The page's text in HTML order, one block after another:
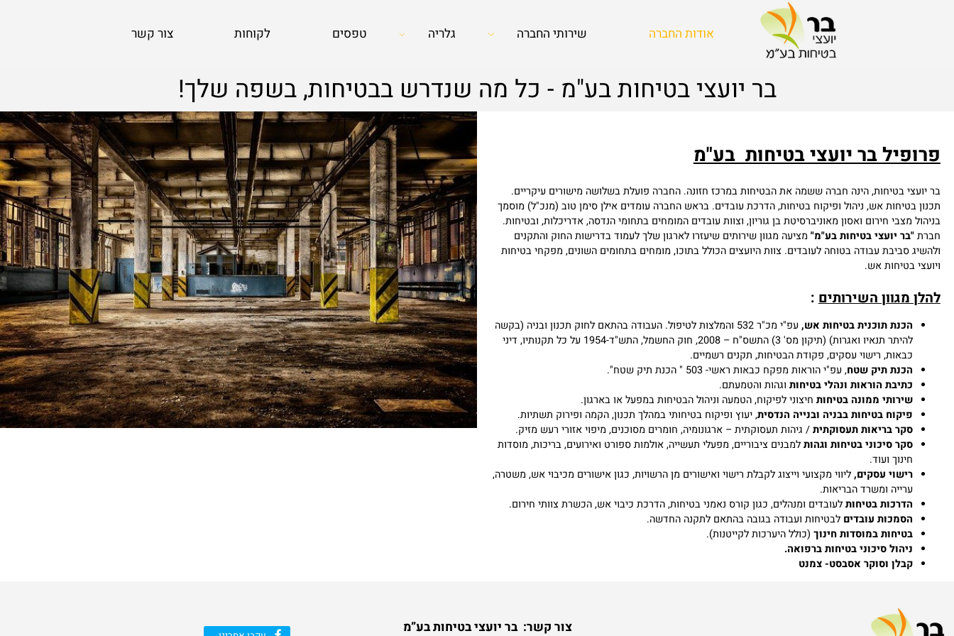
אודות החברה שירותי החברה גלריה טפסים לקוחות צור קשר
בר יועצי בטיחות בע"מ - כל מה שנדרש בבטיחות, בשפה שלך!
בר יועצי בטיחות בע"מ
בטיחות, הינה חברה ששמה את הבטיחות במרכז חזונה. החברה פועלת בשלושה מישורים עיקריים.
בטיחות אש, ניהול ופיקוח בטיחות, הדרכת עובדים. בראש החברה עומדים אילן סימן טוב (מנכ"ל) מוסמך
מצבי חירום ואסון מאוניברסיטת בן גוריון, וצוות עובדים המומחים בתחומי הנדסה, אדריכלות, ובטיחות.
"בר יועצי בטיחות בע"מ"מציעה מגוון שירותים שיעזרו לארגון שלך לעמוד בדרישות החוק והתקנים
סביבת עבודה בטוחה לעובדים. צוות היועצים הכולל בתוכו, מומחים בתחומים השונים, מפקחי בטיחות
מגוון השירותים:
הכנת תוכנית בטיחות אש,
עפ"י מכ"ר 532 והמלצות לטיפול. העבודה בהתאם לחוק תכנון ובניה (בקשה
כבאות, רישוי עסקים, פקודת הבטיחות, תקנים רשמיים.
הכנת תיק שטח , עפ"י הוראות מפקח כבאות ראשי- 503 " הכנת תיק שטח".
כתיבת הוראות ונהלי בטיחותוגהות והטמעתם.
שירותי ממונה בטיחותחיצוני לפיקוח, הטמעה וניהול הבטיחות במפעל או בארגון.
פיקוח בטיחות בבניה ובנייה הנדסית, יעוץ ופיקוח בטיחותי במהלך תכנון, הקמה ופירוק תשתיות.
סקר בריאות תעסוקתית/ גיהות תעסוקתית – ארגונומיה, חומרים מסוכנים, מיפוי אזורי רעש מזיק.
סקר סיכוני בטיחות וגהות
חינוך ועוד.
רישוי עסקים, ליווי מקצועי וייצוג לקבלת רישוי ואישורים מן הרשויות, כגון אישורים מכיבוי אש, משטרה,
ערייה ומשרד הבריאות.
הדרכות בטיחותלעובדים ומנהלים, כגון קורס נאמני בטיחות, הדרכת כיבוי אש, הכשרת צוותי חירום.
הסמכות עובדיםלבטיחות ועבודה בגובה בהתאם לתקנה החדשה.
בטיחות במוסדות חינוך (כולל היערכות לקייטנות).
ניהול סיכוני בטיחות ברפואה.